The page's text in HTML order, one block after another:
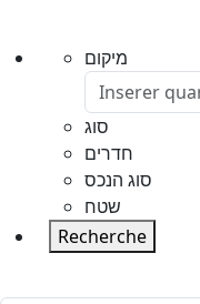
מיקום
סוג
חדרים
סוג הנכס
שטח
Recherche